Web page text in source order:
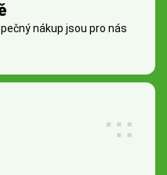
nákup jsou pro nás